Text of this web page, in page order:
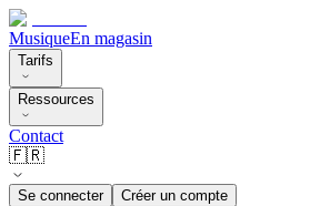
MusiqueEn magasin
Tarifs
Ressources
Contact
🇫🇷
Se connecter Créer un compte